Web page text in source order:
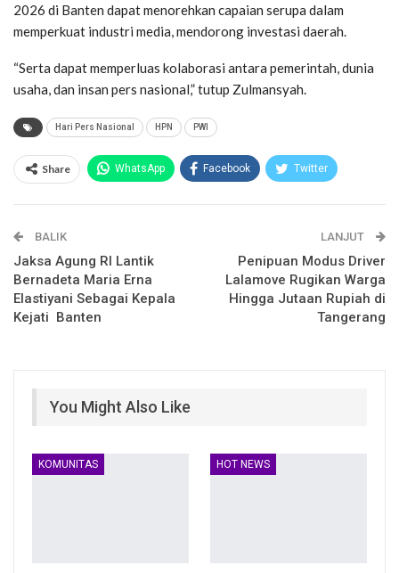
2026 di Banten dapat menorehkan capaian serupa dalam
memperkuat industri media, mendorong investasi daerah.
“Serta dapat memperluas kolaborasi antara pemerintah, dunia
usaha, dan insan pers nasional,” tutup Zulmansyah.
Hari Pers Nasional HPN PWI
Share WhatsApp Facebook Twitter
Telegram
BALIK
Jaksa Agung RI Lantik
Bernadeta Maria Erna
Elastiyani Sebagai Kepala
Kejati Banten
LANJUT
Penipuan Modus Driver
Lalamove Rugikan Warga
Hingga Jutaan Rupiah di
Tangerang
You Might Also Like
KOMUNITAS HOT NEWS